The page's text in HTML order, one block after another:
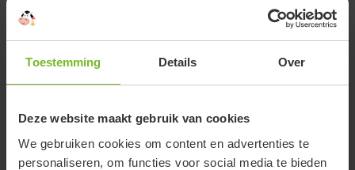
Toestemming Details Over
Deze website maakt gebruik van cookies
We gebruiken cookies om content en advertenties te
personaliseren, om functies voor social media te bieden
Omgeving
Online reserveren